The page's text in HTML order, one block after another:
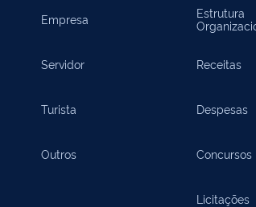
Empresa
Servidor
Turista
Outros
Estrutura
Receitas
Despesas
Licitações